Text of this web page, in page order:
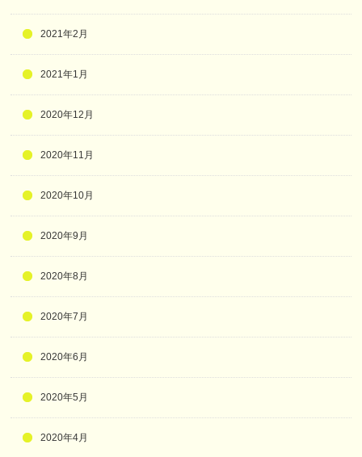
2021年2月
2021年1月
2020年12月
2020年11月
2020年10月
2020年9月
2020年8月
2020年7月
2020年6月
2020年5月
2020年4月